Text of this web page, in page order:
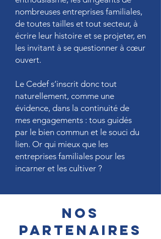
nombreuses entreprises familiales,
de toutes tailles et tout secteur, à
écrire leur histoire et se projeter, en
les invitant à se questionner à cœur
ouvert.
Le Cedef s’inscrit donc tout
naturellement, comme une
évidence, dans la continuité de
mes engagements : tous guidés
par le bien commun et le souci du
lien. Or qui mieux que les
entreprises familiales pour les
incarner et les cultiver ?
NOS
partenaires